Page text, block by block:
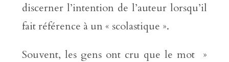
discerner l’intention de l’auteur lorsqu’il
fait référence à un « scolastique ».
Souvent, les gens ont cru que le mot »